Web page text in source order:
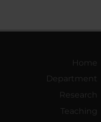
Home
Department
Research
Teaching